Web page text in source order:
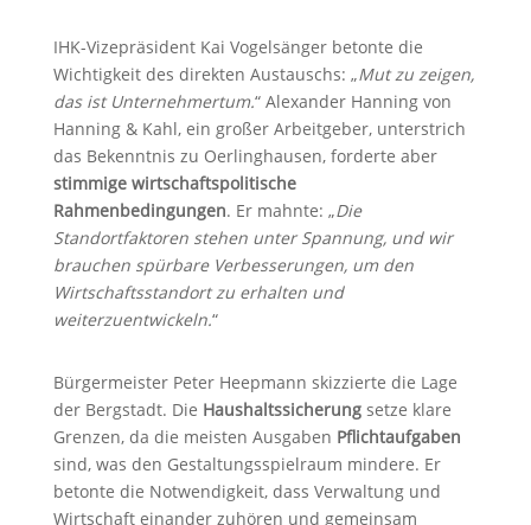
IHK-Vizepräsident Kai Vogelsänger betonte die
Wichtigkeit des direkten Austauschs: „Mut zu zeigen,
das ist Unternehmertum.“ Alexander Hanning von
Hanning & Kahl, ein großer Arbeitgeber, unterstrich
das Bekenntnis zu Oerlinghausen, forderte aber
stimmige wirtschaftspolitische
Rahmenbedingungen. Er mahnte: „Die
Standortfaktoren stehen unter Spannung, und wir
brauchen spürbare Verbesserungen, um den
Wirtschaftsstandort zu erhalten und
weiterzuentwickeln.“
Bürgermeister Peter Heepmann skizzierte die Lage
der Bergstadt. Die Haushaltssicherungsetze klare
Grenzen, da die meisten Ausgaben Pflichtaufgaben
sind, was den Gestaltungsspielraum mindere. Er
betonte die Notwendigkeit, dass Verwaltung und
Wirtschaft einander zuhören und gemeinsam